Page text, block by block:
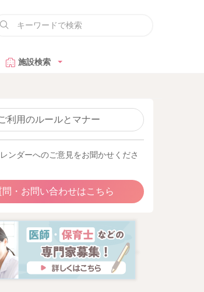
施設検索
利用のルールとマナー
ンダーへのご意見をお聞かせくださ
問・お問い合わせはこちら